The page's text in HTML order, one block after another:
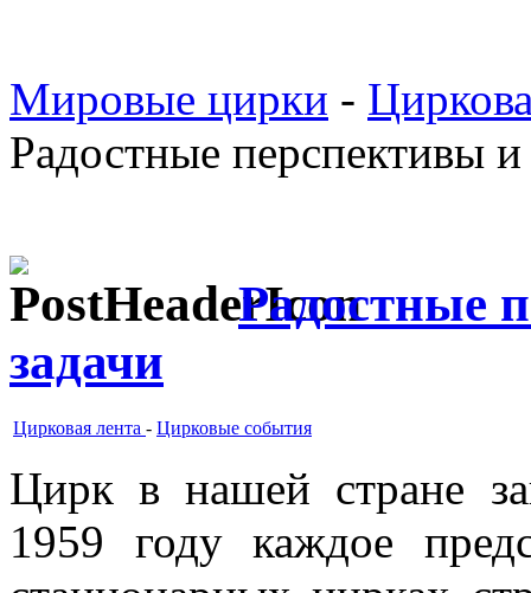
Мировые цирки -
Радостные перспективы
Радостные
задачи
Цирковая лента - Цирковые события
Цирк в нашей стране
1959 году каждое